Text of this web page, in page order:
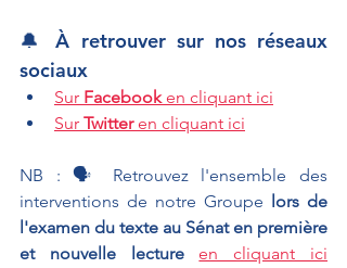
🔔 À retrouver sur nos réseaux
sociaux
Sur Facebook en cliquant ici
Sur Twitter en cliquant ici
NB : 🗣 Retrouvez l'ensemble des
interventions de notre Groupe lors de
l'examen du texte au Sénat en première
et nouvelle lecture en cliquant ici